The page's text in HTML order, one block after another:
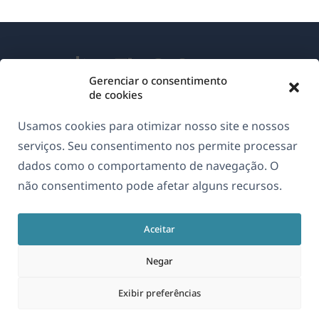
Gerenciar o consentimento
de cookies
Usamos cookies para otimizar nosso site e nossos
serviços. Seu consentimento nos permite processar
dados como o comportamento de navegação. O
não consentimento pode afetar alguns recursos.
Aceitar
Negar
Exibir preferências
Português
GDPR & Política de Privacidade
Junte-se à nossa equipe(abre
em
janela)
em
uma
nova
janela)
em
uma
nova
janela)
(abre
em
nova